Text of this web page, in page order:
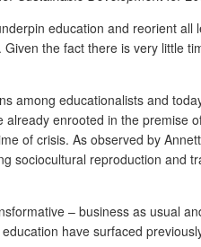
education and reorient
the fact there is very little
among educationalists and
enrooted in the
of crisis. As observed by
sociocultural reproduction and
– business as usual
have surfaced